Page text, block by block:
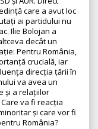
care a avut loc
ai partidului nu
Ilie Bolojan a
decât un
Pentru România,
crucială, iar
direcția țării în
va avea un
și a relațiilor
va fi reacția
și care vor fi
România?